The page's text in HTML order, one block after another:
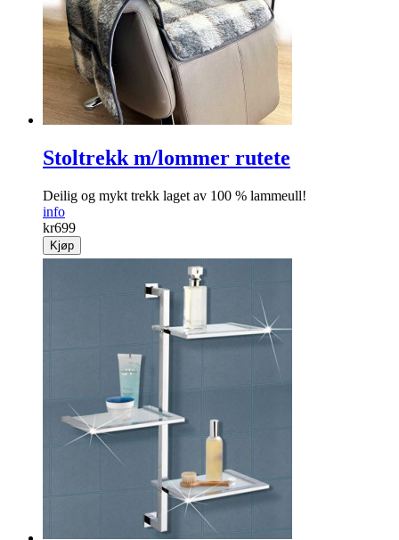
Stoltrekk m/lommer rutete
Deilig og mykt trekk laget av 100 % lammeull!
info
kr699
Kjøp